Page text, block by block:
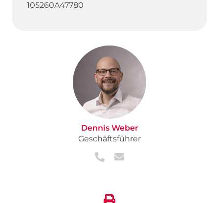
105260A47780
Dennis Weber
Geschäftsführer